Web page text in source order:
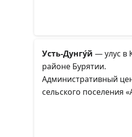
Усть-Дунгу́й — улус в
районе Бурятии.
Административный
сельского поселения